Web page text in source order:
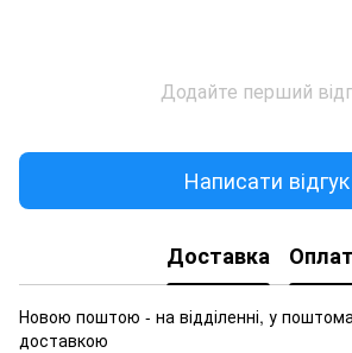
Додайте перший
Написати відгук
Доставка
Новою поштою - на відділенні, у
доставкою